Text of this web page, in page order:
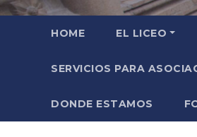
HOME EL LICEO
SERVICIOS PARA
DONDE ESTAMOS